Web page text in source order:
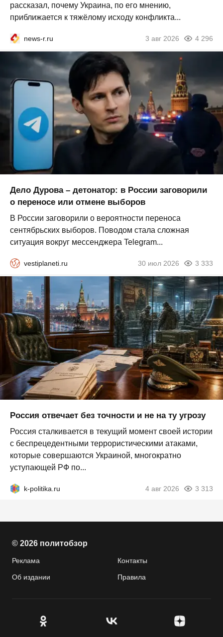
рассказал, почему Украина, по его мнению,
приближается к тяжёлому исходу конфликта...
news-r.ru 3 авг 2026 4 296
Дело Дурова – детонатор: в России заговорили
о переносе или отмене выборов
В России заговорили о вероятности переноса
сентябрьских выборов. Поводом стала сложная
ситуация вокруг мессенджера Telegram...
vestiplaneti.ru 30 июл 2026 3 333
Россия отвечает без точности и не на ту угрозу
Россия сталкивается в текущий момент своей истории
с беспрецедентными террористическими атаками,
которые совершаются Украиной, многократно
уступающей РФ по...
k-politika.ru 4 авг 2026 3 313
© 2026 политобзор
Реклама Контакты
Об издании Правила